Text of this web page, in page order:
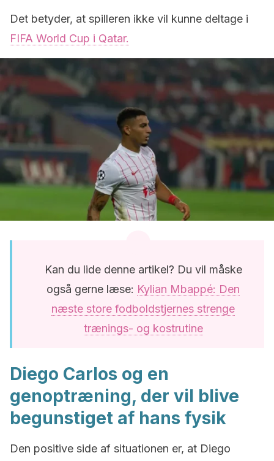
Det betyder, at spilleren ikke vil kunne deltage i
FIFA World Cup i Qatar.
Kan du lide denne artikel? Du vil måske
også gerne læse: Kylian Mbappé: Den
næste store fodboldstjernes strenge
trænings- og kostrutine
Diego Carlos og en
genoptræning, der vil blive
begunstiget af hans fysik
Den positive side af situationen er, at Diego